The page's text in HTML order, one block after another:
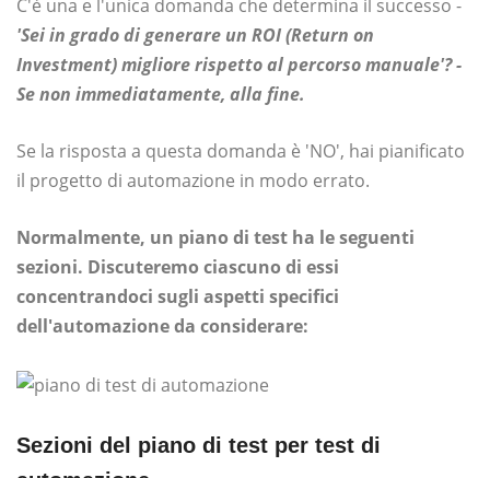
C'è una e l'unica domanda che determina il successo -
'Sei in grado di generare un ROI (Return on
Investment) migliore rispetto al percorso manuale'? -
Se non immediatamente, alla fine.
Se la risposta a questa domanda è 'NO', hai pianificato
il progetto di automazione in modo errato.
Normalmente, un piano di test ha le seguenti
sezioni. Discuteremo ciascuno di essi
concentrandoci sugli aspetti specifici
dell'automazione da considerare:
Sezioni del piano di test per test di